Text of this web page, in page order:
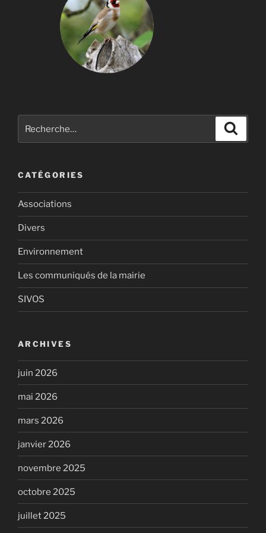
pour
CATÉGORIES
Associations
Divers
Environnement
Les communiqués de la mairie
SIVOS
ARCHIVES
juin 2026
mai 2026
mars 2026
janvier 2026
novembre 2025
octobre 2025
juillet 2025